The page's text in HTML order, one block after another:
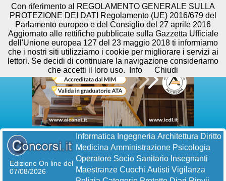
Edizione On line del
07/08/2026
Informatica Ingegneria Architettura Diritto
Medicina Amministrazione Psicologia
Operatore Socio Sanitario Insegnanti
Maestranze Cuochi Autisti Vigilanza
Con riferimento al REGOLAMENTO GENERALE SULLA
PROTEZIONE DEI DATI Regolamento (UE) 2016/679 del
Parlamento europeo e del Consiglio del 27 aprile 2016
Aggiornato alle rettifiche pubblicate sulla Gazzetta Ufficiale
dell'Unione europea 127 del 23 maggio 2018 ti informiamo
che i nostri siti utilizziamo i cookie per migliorare i servizi ai
lettori. Se decidi di continuare la navigazione consideriamo
che accetti il loro uso.
Info Chiudi